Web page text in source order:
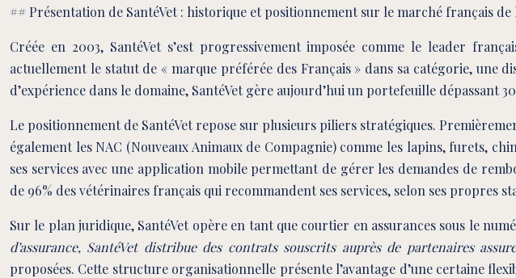
## Présentation de SantéVet : historique et positionnement sur le marché français de
Créée en 2003, SantéVet s’est progressivement imposée comme le leader
actuellement le statut de « marque préférée des Français » dans sa catégorie, une
d’expérience dans le domaine, SantéVet gère aujourd’hui un portefeuille dépassant
Le positionnement de SantéVet repose sur plusieurs piliers stratégiques.
également les NAC (Nouveaux Animaux de Compagnie) comme les lapins, furets,
ses services avec une application mobile permettant de gérer les demandes de
de 96% des vétérinaires français qui recommandent ses services, selon ses propres
Sur le plan juridique, SantéVet opère en tant que courtier en assurances sous le
d’assurance, SantéVet distribue des contrats souscrits auprès de partenaires
proposées. Cette structure organisationnelle présente l’avantage d’une certaine